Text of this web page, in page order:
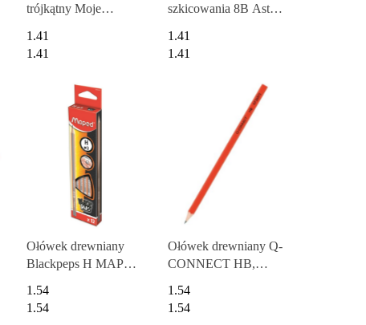
trójkątny Moje
AX FABER-
CASTELL
1.41
1.41
szkicowania 8B Astra
1.41
1.41
Ołówek drewniany
Blackpeps H MAPED
1.54
1.54
Ołówek drewniany Q-
CONNECT HB,
czerwony
1.54
1.54